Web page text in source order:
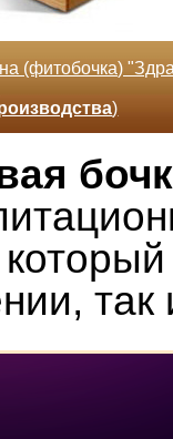
(фитобочка)
)